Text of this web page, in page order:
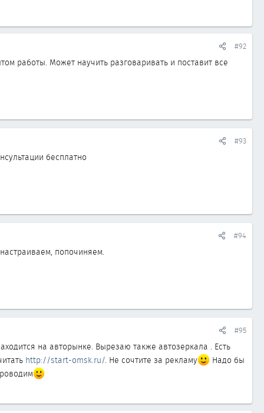
#92
работы. Может научить разговаривать и поставит все
#93
бесплатно
#94
попочиняем.
#95
на авторынке. Вырезаю также автозеркала . Есть
http://start-omsk.ru/. Не сочтите за рекламу
Надо бы